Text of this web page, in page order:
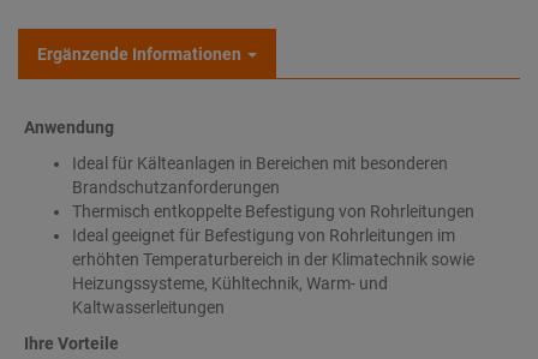
Ergänzende Informationen
Anwendung
Ideal für Kälteanlagen in Bereichen mit besonderen
Brandschutzanforderungen
Thermisch entkoppelte Befestigung von Rohrleitungen
Ideal geeignet für Befestigung von Rohrleitungen im
erhöhten Temperaturbereich in der Klimatechnik sowie
Heizungssysteme, Kühltechnik, Warm- und
Kaltwasserleitungen
Ihre Vorteile